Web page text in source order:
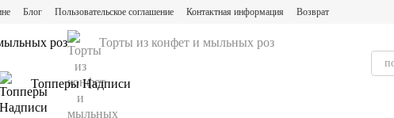
Блог Пользовательское соглашение Контактная информация Возврат
роз Торты из конфет и мыльных роз
Топперы Надписи